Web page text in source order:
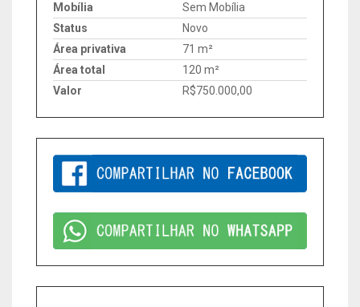
Mobília
Sem Mobília
Status
Novo
Área privativa
71 m²
Área total
120 m²
Valor
R$750.000,00